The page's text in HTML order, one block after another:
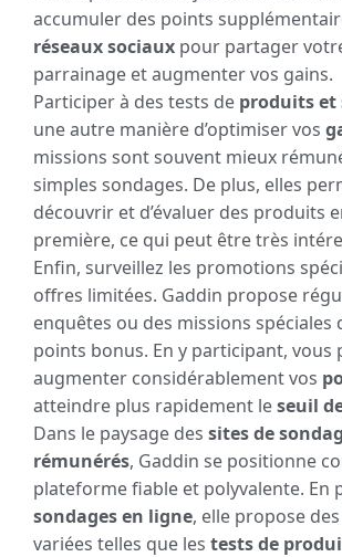
accumuler des points
réseaux sociaux pour partager
parrainage et augmenter vos gains.
Participer à des tests de produits et
une autre manière d’optimiser vos
missions sont souvent mieux
simples sondages. De plus, elles
découvrir et d’évaluer des produits
première, ce qui peut être très
Enfin, surveillez les promotions
offres limitées. Gaddin propose
enquêtes ou des missions spéciales
points bonus. En y participant, vous
augmenter considérablement vos
atteindre plus rapidement leseuil
Dans le paysage des sites de
rémunérés, Gaddin se positionne
plateforme fiable et polyvalente. En
sondages en ligne, elle propose
variées telles que les tests de